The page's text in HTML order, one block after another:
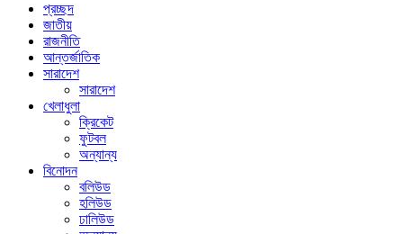
প্রচ্ছদ
জাতীয়
রাজনীতি
আন্তর্জাতিক
সারাদেশ
সারাদেশ
খেলাধুলা
ক্রিকেট
ফুটবল
অন্যান্য
বিনোদন
বলিউড
হলিউড
ঢালিউড